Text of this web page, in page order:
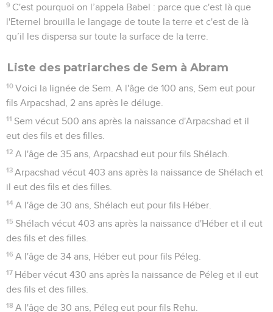
9 C'est pourquoi on l’appela Babel : parce que c'est là que
l'Eternel brouilla le langage de toute la terre et c'est de là
qu’il les dispersa sur toute la surface de la terre.
Liste des patriarches de Sem à Abram
10 Voici la lignée de Sem. A l'âge de 100 ans, Sem eut pour
fils Arpacshad, 2 ans après le déluge.
11 Sem vécut 500 ans après la naissance d'Arpacshad et il
eut des fils et des filles.
12 A l'âge de 35 ans, Arpacshad eut pour fils Shélach.
13 Arpacshad vécut 403 ans après la naissance de Shélach et
il eut des fils et des filles.
14 A l'âge de 30 ans, Shélach eut pour fils Héber.
15 Shélach vécut 403 ans après la naissance d'Héber et il eut
des fils et des filles.
16 A l'âge de 34 ans, Héber eut pour fils Péleg.
17 Héber vécut 430 ans après la naissance de Péleg et il eut
des fils et des filles.
18 A l'âge de 30 ans, Péleg eut pour fils Rehu.